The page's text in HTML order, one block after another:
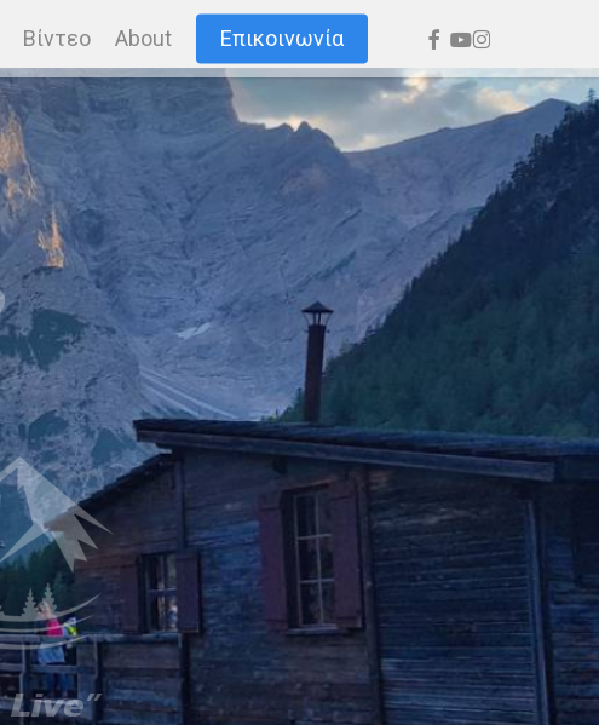
Βίντεο About Επικοινωνία facebook
youtube
instagram